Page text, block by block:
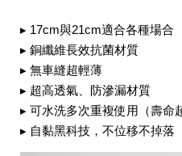
▸ 17cm與21cm適合各種場合
▸ 銅纖維長效抗菌材質
▸ 無車縫超輕薄
▸ 超高透氣、防滲漏材質
▸ 可水洗多次重複使用（壽命
▸ 自黏黑科技，不位移不掉落